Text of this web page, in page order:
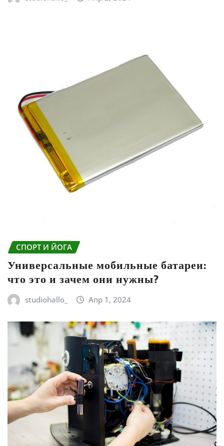
СПОРТ И ЙОГА
Универсальные мобильные батареи:
что это и зачем они нужны?
studiohallo_ Апр 1, 2024